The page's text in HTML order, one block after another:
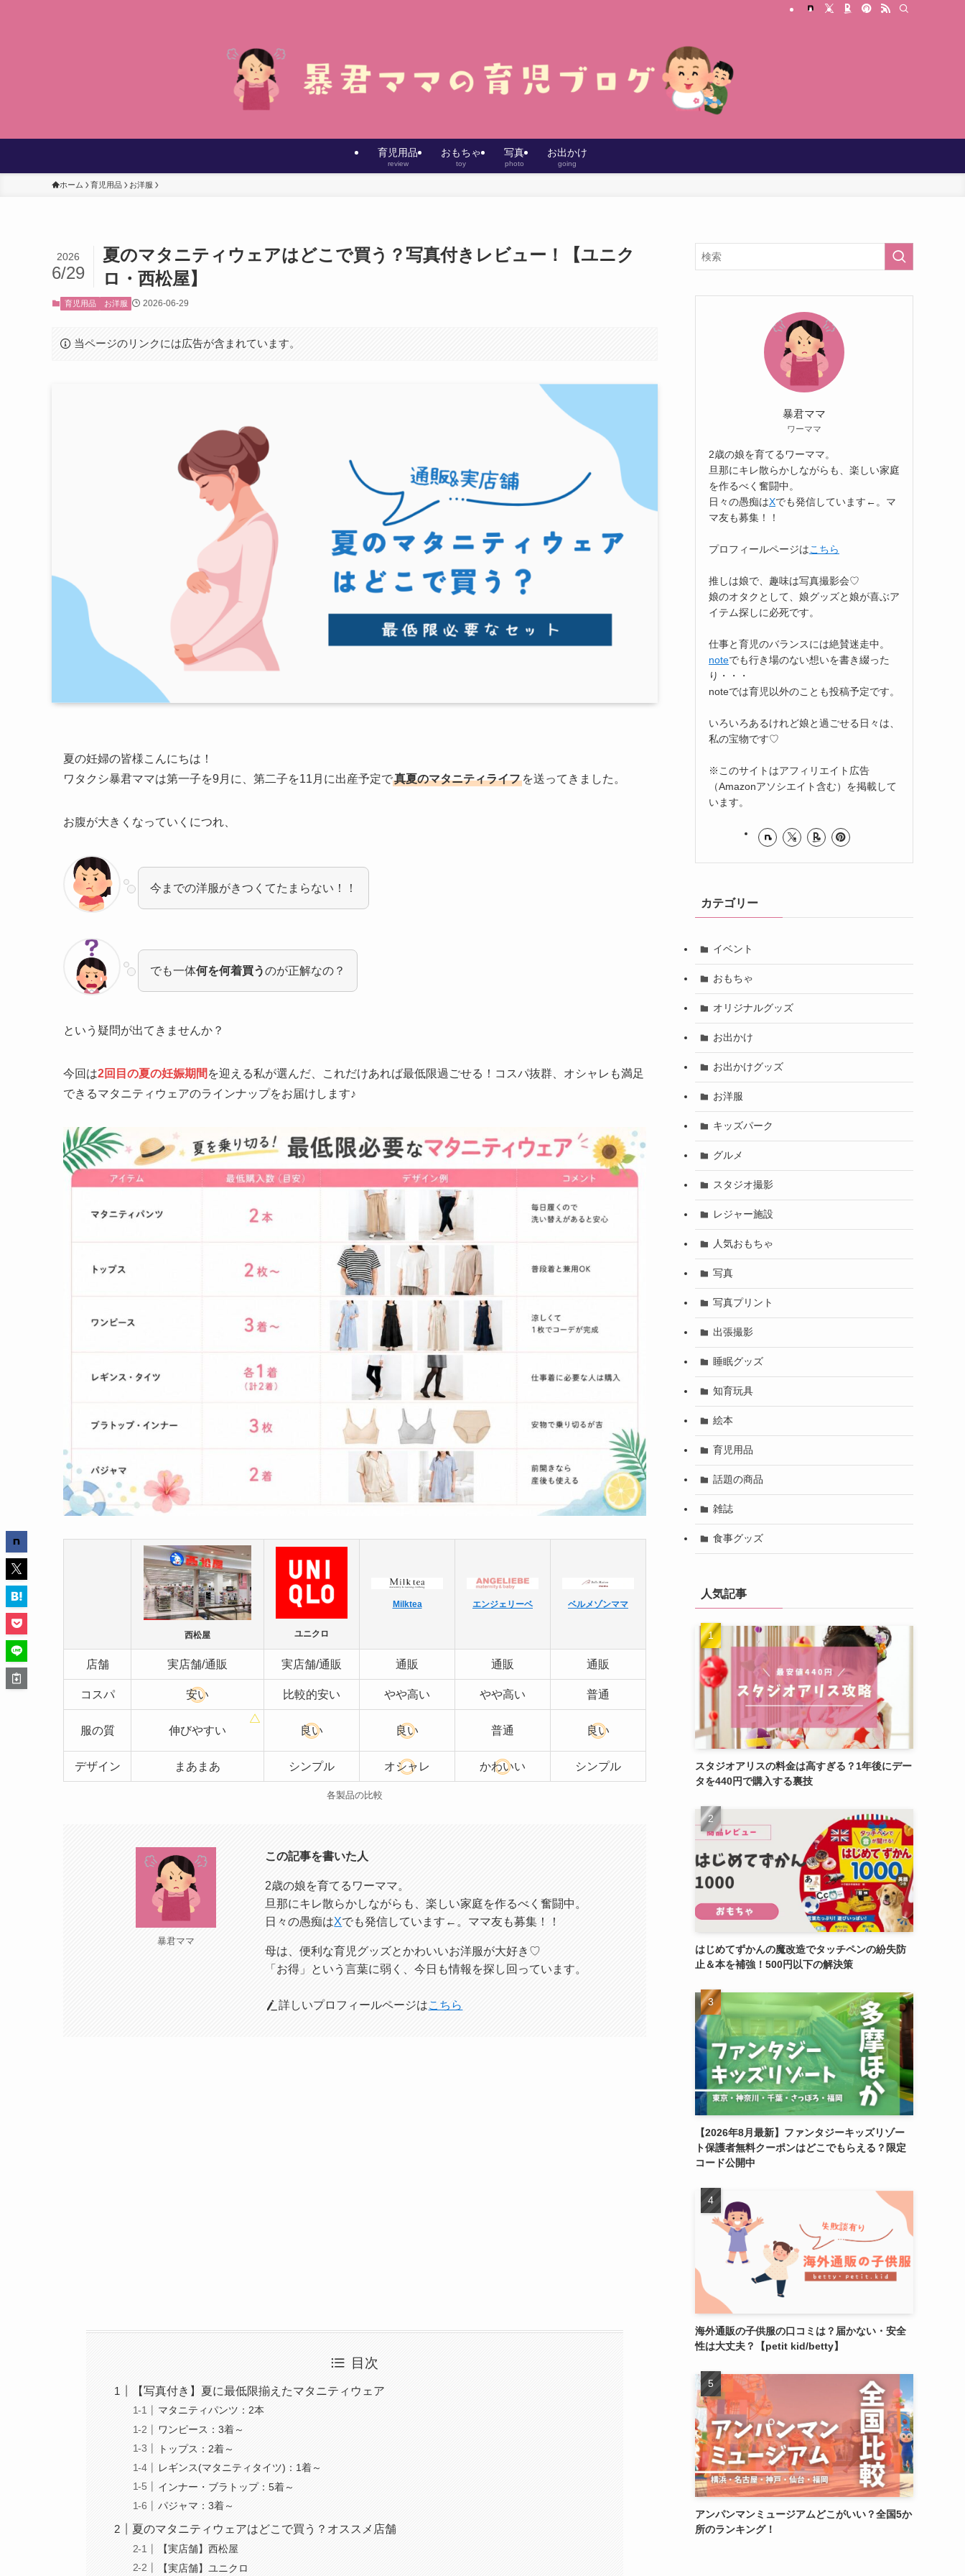
育児用品
review
おもちゃ
toy
写真
photo
お出かけ
going
ホーム 育児用品 お洋服
夏のマタニティウェアはどこで買う？写真付きレビュー！【ユニク
ロ・西松屋】
2026
6/29
育児用品 お洋服 2026-06-29
当ページのリンクには広告が含まれています。
夏の妊婦の皆様こんにちは！
ワタクシ暴君ママは第一子を9月に、第二子を11月に出産予定で真夏のマタニティライフ を送ってきました。
お腹が大きくなっていくにつれ、
今までの洋服がきつくてたまらない！！
でも一体何を何着買うのが正解なの？
という疑問が出てきませんか？
今回は2回目の夏の妊娠期間 を迎える私が選んだ、これだけあれば最低限過ごせる！コスパ抜群、オシャレも満足
できるマタニティウェアのラインナップをお届けします♪
西松屋 ユニクロ
Milktea エンジェリーベ ベルメゾンママ
店舗 実店舗/通販 実店舗/通販 通販 通販 通販
コスパ 安い 比較的安い やや高い やや高い 普通
服の質 伸びやすい 良い 良い 普通 良い
デザイン まあまあ シンプル オシャレ かわいい シンプル
各製品の比較
暴君ママ
この記事を書いた人
2歳の娘を育てるワーママ。
旦那にキレ散らかしながらも、楽しい家庭を作るべく奮闘中。
日々の愚痴はXでも発信しています←。ママ友も募集！！
母は、便利な育児グッズとかわいいお洋服が大好き♡
「お得」という言葉に弱く、今日も情報を探し回っています。
詳しいプロフィールページはこちら
目次
【写真付き】夏に最低限揃えたマタニティウェア
マタニティパンツ：2本
ワンピース：3着～
トップス：2着～
レギンス(マタニティタイツ)：1着～
インナー・ブラトップ：5着～
パジャマ：3着～
夏のマタニティウェアはどこで買う？オススメ店舗
【実店舗】西松屋
【実店舗】ユニクロ
暴君ママ
ワーママ
2歳の娘を育てるワーママ。
旦那にキレ散らかしながらも、楽しい家庭
を作るべく奮闘中。
日々の愚痴はXでも発信しています←。マ
マ友も募集！！
プロフィールページはこちら
推しは娘で、趣味は写真撮影会♡
娘のオタクとして、娘グッズと娘が喜ぶア
イテム探しに必死です。
仕事と育児のバランスには絶賛迷走中。
noteでも行き場のない想いを書き綴った
り・・・
noteでは育児以外のことも投稿予定です。
いろいろあるけれど娘と過ごせる日々は、
私の宝物です♡
※このサイトはアフィリエイト広告
（Amazonアソシエイト含む）を掲載して
います。
カテゴリー
イベント
おもちゃ
オリジナルグッズ
お出かけ
お出かけグッズ
お洋服
キッズパーク
グルメ
スタジオ撮影
レジャー施設
人気おもちゃ
写真
写真プリント
出張撮影
睡眠グッズ
知育玩具
絵本
育児用品
話題の商品
雑誌
食事グッズ
人気記事
スタジオアリスの料金は高すぎる？1年後にデー
タを440円で購入する裏技
はじめてずかんの魔改造でタッチペンの紛失防
止＆本を補強！500円以下の解決策
【2026年8月最新】ファンタジーキッズリゾー
ト保護者無料クーポンはどこでもらえる？限定
コード公開中
海外通販の子供服の口コミは？届かない・安全
性は大丈夫？【petit kid/betty】
アンパンマンミュージアムどこがいい？全国5か
所のランキング！